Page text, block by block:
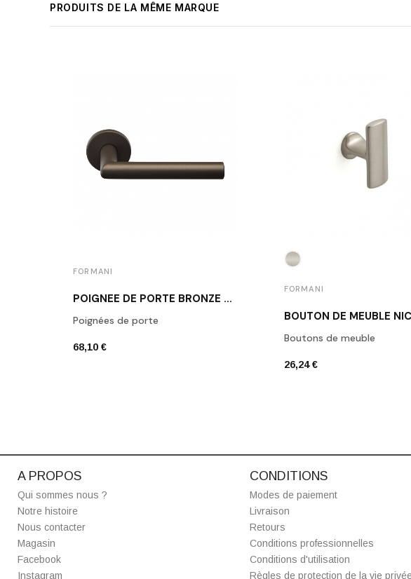
PRODUITS DE LA MÊME MARQUE
FORMANI
POIGNÉE DE PORTE BRONZE FORMANI LB2-19 BR
Poignées de porte
68,10 €
FORMANI
Boutons de meuble
26,24 €
A PROPOS
Qui sommes nous ?
Notre histoire
Nous contacter
Magasin
Facebook
Instagram
CONDITIONS
Modes de paiement
Livraison
Retours
Conditions professionnelles
Conditions d'utilisation
Règles de protection de la vie